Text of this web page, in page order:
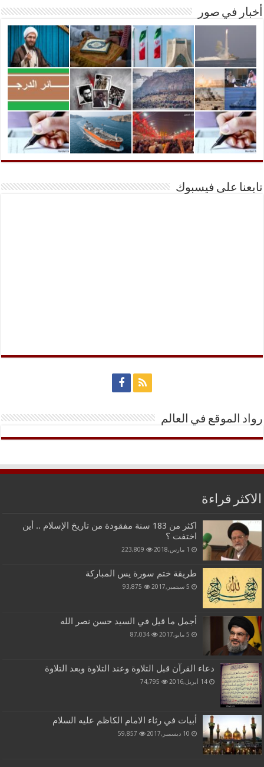
أخبار في صور
تابعنا على فيسبوك
رواد الموقع في العالم
الاكثر قراءة
اكثر من 183 سنة مفقودة من تاريخ الإسلام .. أين
اختفت ؟
1 مارس,2018 223,809
طريقة ختم سورة يس المباركة
5 سبتمبر,2017 93,875
أجمل ما قيل في السيد حسن نصر الله
5 مايو,2017 87,034
دعاء القرآن قبل التلاوة وعند التلاوة وبعد التلاوة
14 أبريل,2016 74,795
أبيات في رثاء الامام الكاظم عليه السلام
10 ديسمبر,2017 59,857